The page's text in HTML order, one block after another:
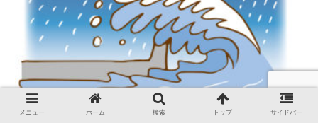
メニュー ホーム 検索 トップ サイドバー